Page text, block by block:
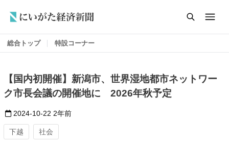
総合トップ 特設コーナー
【国内初開催】新潟市、世界湿地都市ネットワー
ク市長会議の開催地に 2026年秋予定
2024-10-22 2年前
下越 社会